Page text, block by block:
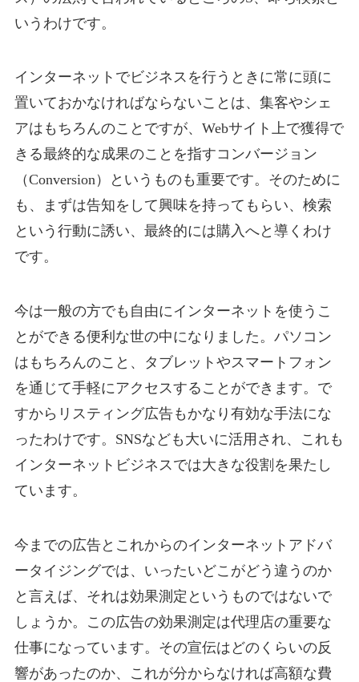
いうわけです。
インターネットでビジネスを行うときに常に頭に
置いておかなければならないことは、集客やシェ
アはもちろんのことですが、Webサイト上で獲得で
きる最終的な成果のことを指すコンバージョン
（Conversion）というものも重要です。そのために
も、まずは告知をして興味を持ってもらい、検索
という行動に誘い、最終的には購入へと導くわけ
です。
今は一般の方でも自由にインターネットを使うこ
とができる便利な世の中になりました。パソコン
はもちろんのこと、タブレットやスマートフォン
を通じて手軽にアクセスすることができます。で
すからリスティング広告もかなり有効な手法にな
ったわけです。SNSなども大いに活用され、これも
インターネットビジネスでは大きな役割を果たし
ています。
今までの広告とこれからのインターネットアドバ
ータイジングでは、いったいどこがどう違うのか
と言えば、それは効果測定というものではないで
しょうか。この広告の効果測定は代理店の重要な
仕事になっています。その宣伝はどのくらいの反
響があったのか、これが分からなければ高額な費